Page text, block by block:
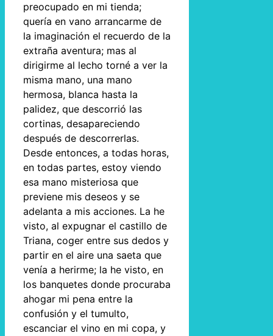
preocupado en mi tienda;
quería en vano arrancarme de
la imaginación el recuerdo de la
extraña aventura; mas al
dirigirme al lecho torné a ver la
misma mano, una mano
hermosa, blanca hasta la
palidez, que descorrió las
cortinas, desapareciendo
después de descorrerlas.
Desde entonces, a todas horas,
en todas partes, estoy viendo
esa mano misteriosa que
previene mis deseos y se
adelanta a mis acciones. La he
visto, al expugnar el castillo de
Triana, coger entre sus dedos y
partir en el aire una saeta que
venía a herirme; la he visto, en
los banquetes donde procuraba
ahogar mi pena entre la
confusión y el tumulto,
escanciar el vino en mi copa, y